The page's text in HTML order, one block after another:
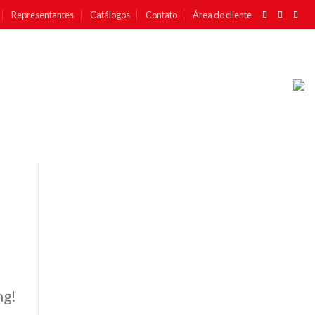
Representantes Catálogos Contato Área do cliente